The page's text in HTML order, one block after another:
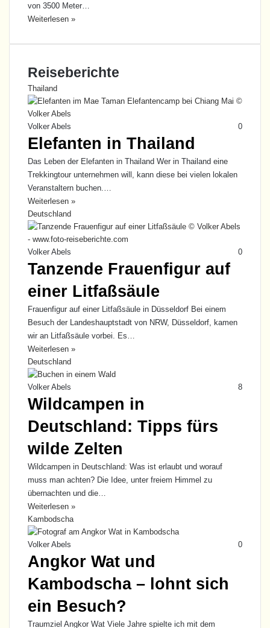
von 3500 Meter…
Weiterlesen »
Reiseberichte
Thailand
Volker Abels 0
Elefanten in Thailand
Das Leben der Elefanten in Thailand Wer in Thailand eine
Trekkingtour unternehmen will, kann diese bei vielen lokalen
Veranstaltern buchen.…
Weiterlesen »
Deutschland
Volker Abels 0
Tanzende Frauenfigur auf
einer Litfaßsäule
Frauenfigur auf einer Litfaßsäule in Düsseldorf Bei einem
Besuch der Landeshauptstadt von NRW, Düsseldorf, kamen
wir an Litfaßsäule vorbei. Es…
Weiterlesen »
Deutschland
Volker Abels 8
Wildcampen in
Deutschland: Tipps fürs
wilde Zelten
Wildcampen in Deutschland: Was ist erlaubt und worauf
muss man achten? Die Idee, unter freiem Himmel zu
übernachten und die…
Weiterlesen »
Kambodscha
Volker Abels 0
Angkor Wat und
Kambodscha – lohnt sich
ein Besuch?
Traumziel Angkor Wat Viele Jahre spielte ich mit dem